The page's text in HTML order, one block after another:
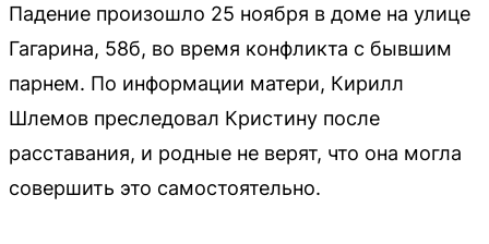
Падение произошло 25 ноября в доме на улице
Гагарина, 58б, во время конфликта с бывшим
парнем. По информации матери, Кирилл
Шлемов преследовал Кристину после
расставания, и родные не верят, что она могла
совершить это самостоятельно.